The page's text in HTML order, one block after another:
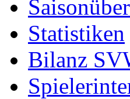
Statistiken
Bilanz